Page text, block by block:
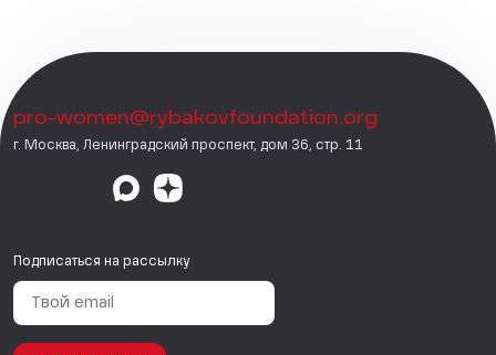
pro-women@rybakovfoundation.org
г. Москва, Ленинградский проспект, дом 36, стр. 11
Подписаться на рассылку